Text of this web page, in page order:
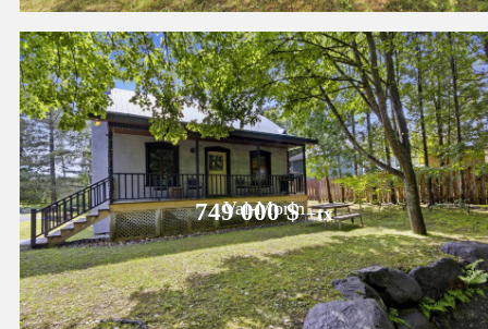
Val-Morin
749 000 $+tx